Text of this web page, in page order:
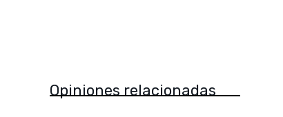
Opiniones relacionadas